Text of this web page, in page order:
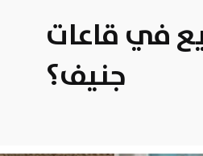
في قاعات
جنيف؟